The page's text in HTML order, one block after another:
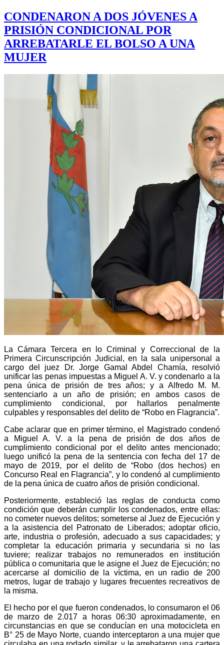
CONDENARON A DOS JÓVENES A
PRISIÓN CONDICIONAL POR
ARREBATARLE EL BOLSO A UNA
MUJER
La Cámara Tercera en lo Criminal y Correccional de la
Primera Circunscripción Judicial, en la sala unipersonal a
cargo del juez Dr. Jorge Gamal Abdel Chamía, resolvió
unificar las penas impuestas a Miguel A. V. y condenarlo a la
pena única de prisión de tres años; y a Alfredo M. M.
sentenciarlo a un año de prisión; en ambos casos de
cumplimiento condicional, por hallarlos penalmente
culpables y responsables del delito de “Robo en Flagrancia”.
Cabe aclarar que en primer término, el Magistrado condenó
a Miguel A. V. a la pena de prisión de dos años de
cumplimiento condicional por el delito antes mencionado;
luego unificó la pena de la sentencia con fecha del 17 de
mayo de 2019, por el delito de “Robo (dos hechos) en
Concurso Real en Flagrancia”, y lo condenó al cumplimiento
de la pena única de cuatro años de prisión condicional.
Posteriormente, estableció las reglas de conducta como
condición que deberán cumplir los condenados, entre ellas:
no cometer nuevos delitos; someterse al Juez de Ejecución y
a la asistencia del Patronato de Liberados; adoptar oficio,
arte, industria o profesión, adecuado a sus capacidades; y
completar la educación primaria y secundaria si no las
tuviere; realizar trabajos no remunerados en institución
pública o comunitaria que le asigne el Juez de Ejecución; no
acercarse al domicilio de la víctima, en un radio de 200
metros, lugar de trabajo y lugares frecuentes recreativos de
la misma.
El hecho por el que fueron condenados, lo consumaron el 06
de marzo de 2.017 a horas 06:30 aproximadamente, en
circunstancias en que se conducían en una motocicleta en
B° 25 de Mayo Norte, cuando interceptaron a una mujer que